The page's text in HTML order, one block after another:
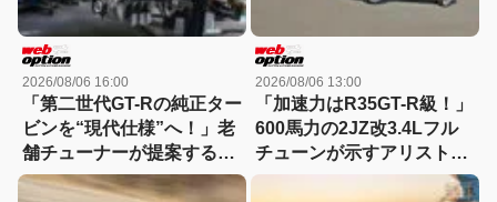
2026/08/06 16:00
「第二世代GT-Rの純正ター
ビンを“現代仕様”へ！」老
舗チューナーが提案する
RB26DETT再生プランの全
2026/08/06 13:00
「加速力はR35GT-R級！」
600馬力の2JZ改3.4Lフル
チューンが示すアリストの
新世界